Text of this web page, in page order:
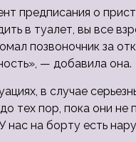
предписания о
в туалет, вы все
позвоночник за
— добавила она.
в случае
тех пор, пока они не
нас на борту есть